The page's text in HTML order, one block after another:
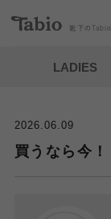
靴下の Tabio
LADIES
2026.06.09
買うなら今！